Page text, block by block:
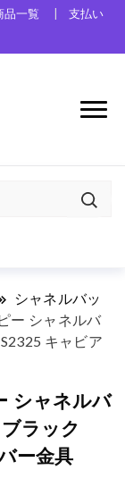
品一覧
支払い
シャネルバッ
ー シャネルバ
キャビア
シャネルバ
ラック
ー金具